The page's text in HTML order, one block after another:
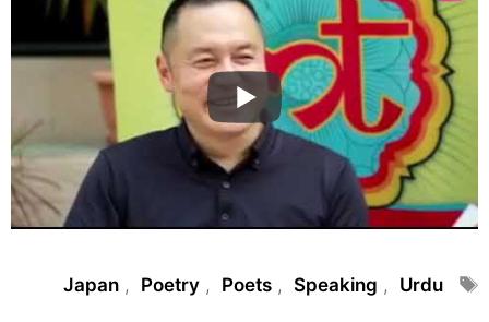
Tags
Japan , Poetry , Poets , Speaking , Urdu